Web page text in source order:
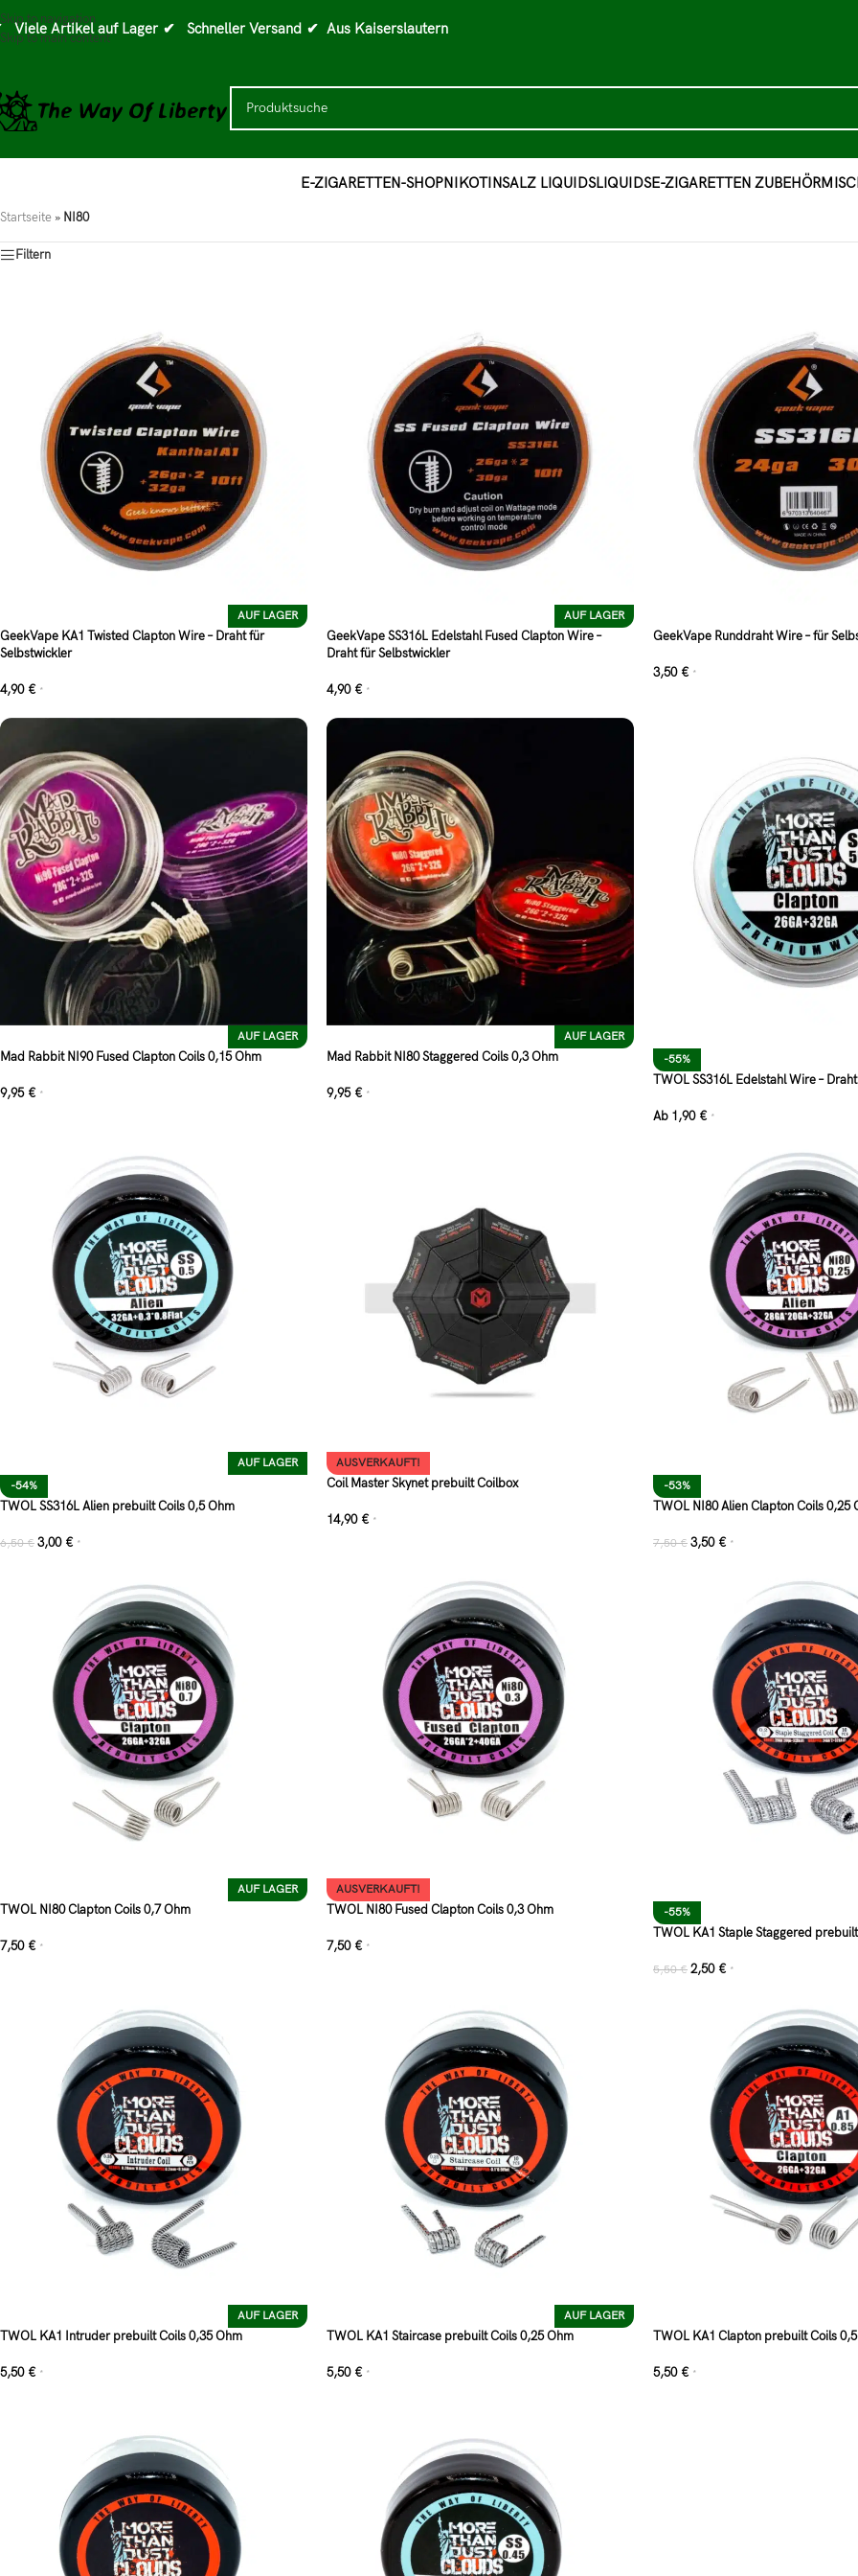
Skip to navigation
Skip to main content
Viele Artikel auf Lager ✔ Schneller Versand ✔ Aus Kaiserslautern
E-ZIGARETTEN-SHOPNIKOTINSALZ LIQUIDSLIQUIDSE-ZIGARETTEN ZUBEHÖR
Startseite » NI80
Filtern
AUF LAGER
GeekVape KA1 Twisted Clapton Wire – Draht für
Selbstwickler
4,90 € *
AUF LAGER
GeekVape SS316L Edelstahl Fused Clapton Wire –
Draht für Selbstwickler
4,90 € *
GeekVape Runddraht Wire – für
3,50 € *
AUF LAGER
Mad Rabbit NI90 Fused Clapton Coils 0,15 Ohm
9,95 € *
AUF LAGER
Mad Rabbit NI80 Staggered Coils 0,3 Ohm
9,95 € *
-55%
TWOL SS316L Edelstahl Wire –
Ab 1,90 € *
AUF LAGER
-54%
TWOL SS316L Alien prebuilt Coils 0,5 Ohm
6,50€ 3,00 € *
AUSVERKAUFT!
Coil Master Skynet prebuilt Coilbox
14,90 € *
-53%
TWOL NI80 Alien Clapton Coils 0,25
7,50€ 3,50 € *
AUF LAGER
TWOL NI80 Clapton Coils 0,7 Ohm
7,50 € *
AUSVERKAUFT!
TWOL NI80 Fused Clapton Coils 0,3 Ohm
7,50 € *
-55%
TWOL KA1 Staple Staggered
5,50€ 2,50 € *
AUF LAGER
TWOL KA1 Intruder prebuilt Coils 0,35 Ohm
5,50 € *
AUF LAGER
TWOL KA1 Staircase prebuilt Coils 0,25 Ohm
5,50 € *
TWOL KA1 Clapton prebuilt Coils
5,50 € *